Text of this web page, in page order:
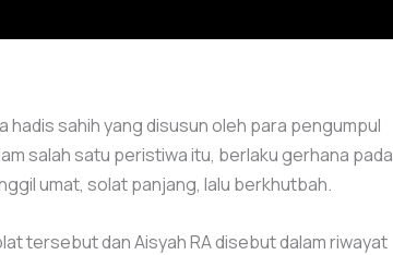
sahih yang disusun oleh para pengumpul
salah satu peristiwa itu, berlaku gerhana pada
umat, solat panjang, lalu berkhutbah.
tersebut dan Aisyah RA disebut dalam riwayat